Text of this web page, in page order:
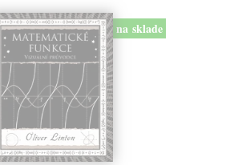
na sklade